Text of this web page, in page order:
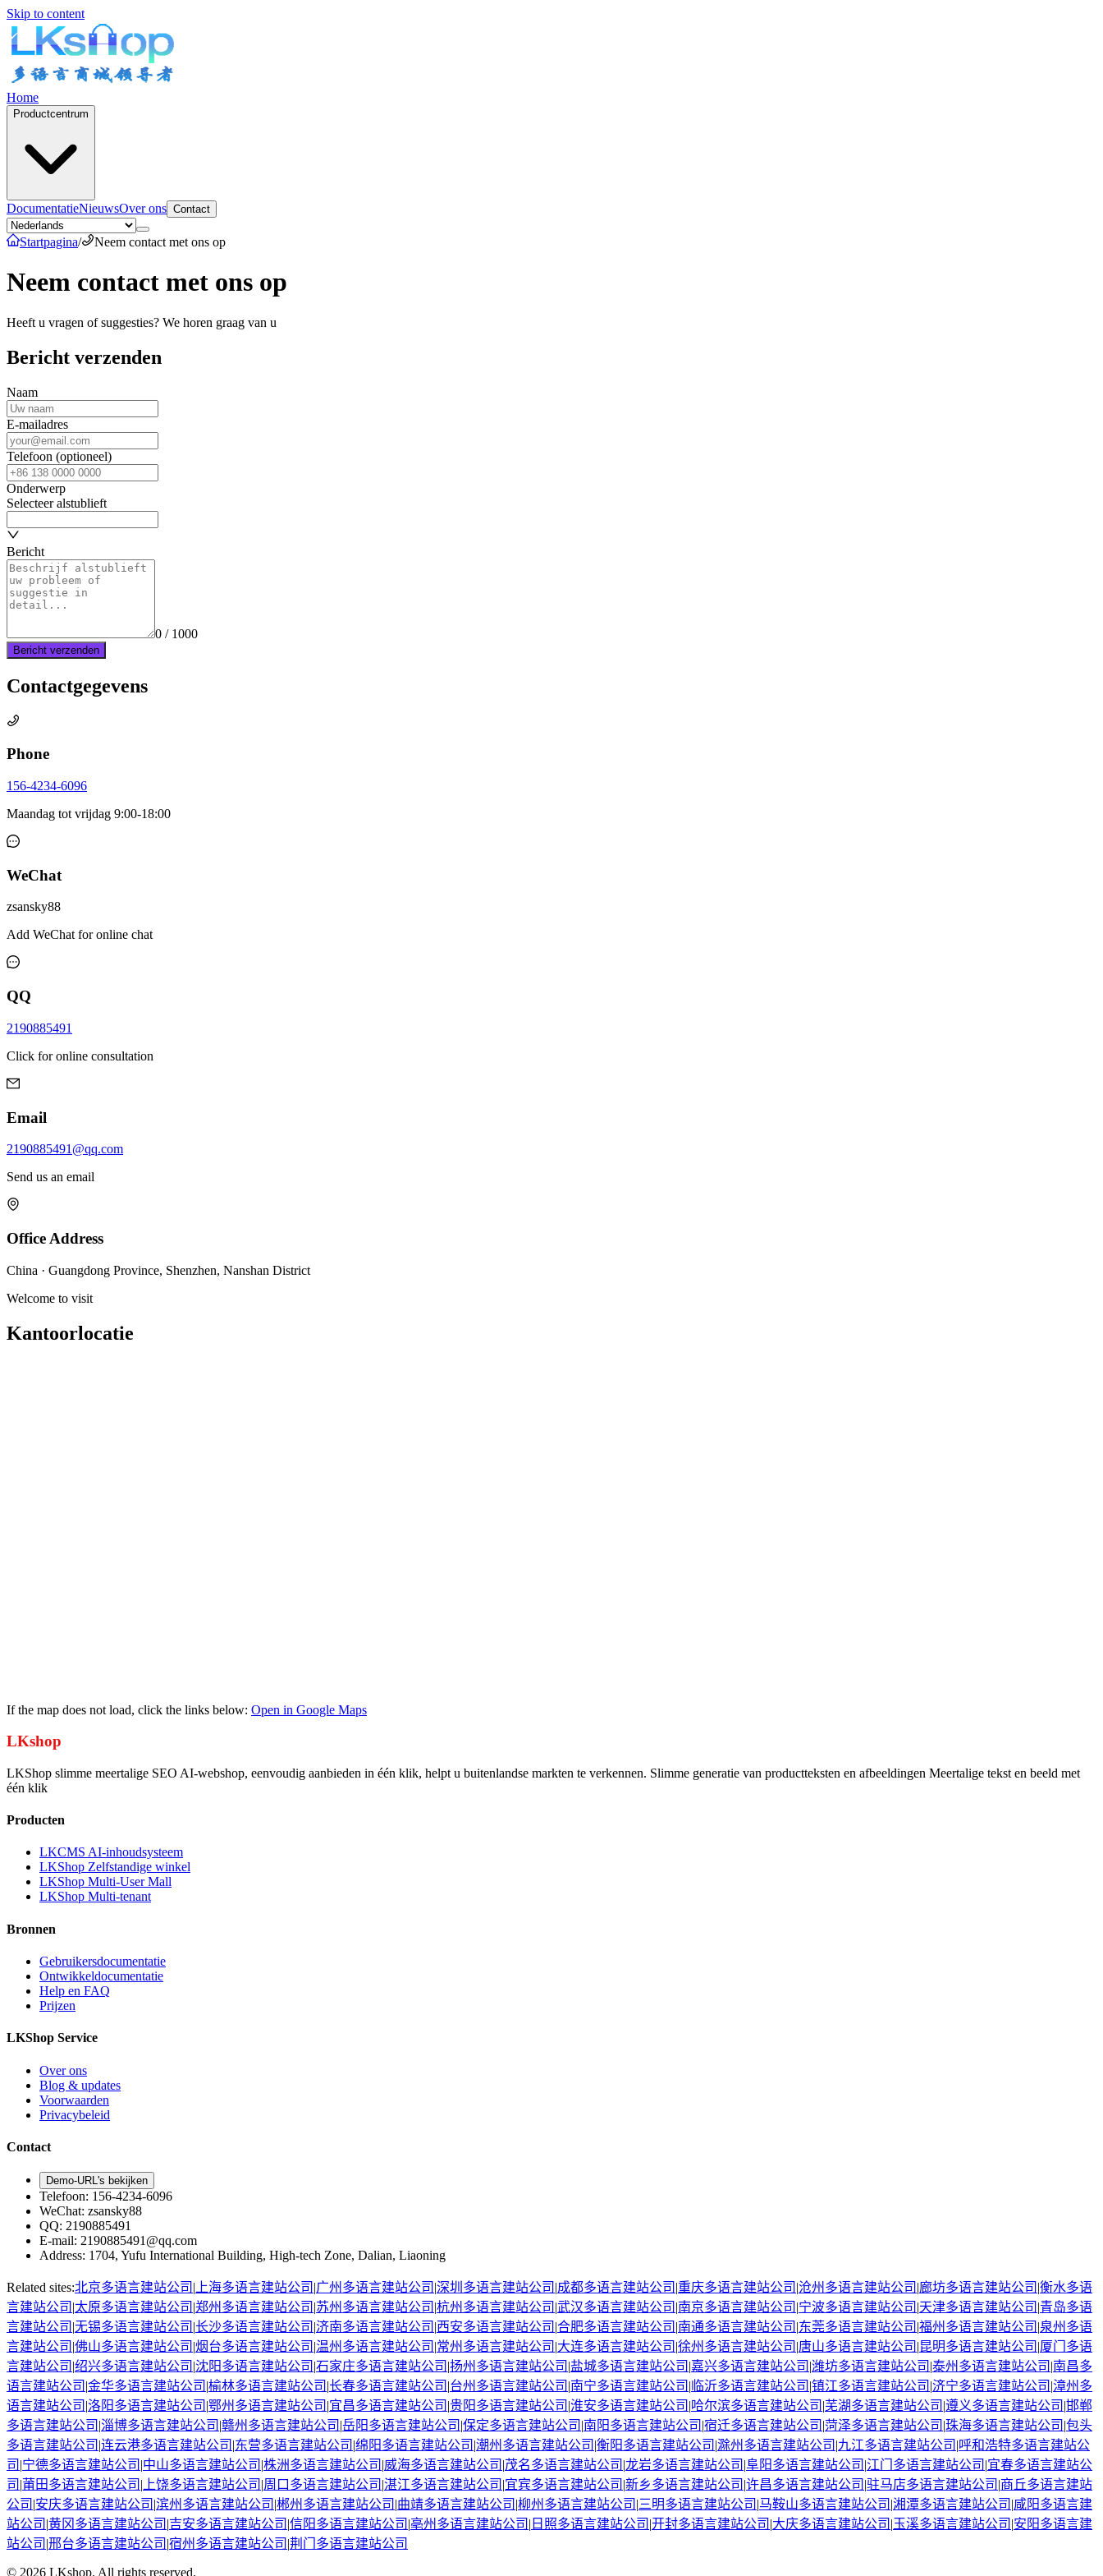
Skip to content
Home
Productcentrum
DocumentatieNieuwsOver ons Contact
Startpagina/ Neem contact met ons op
Neem contact met ons op
Heeft u vragen of suggesties? We horen graag van u
Bericht verzenden
Naam
E-mailadres
Telefoon (optioneel)
Onderwerp
Selecteer alstublieft
Bericht
0 / 1000
Bericht verzenden
Contactgegevens
Phone
156-4234-6096
Maandag tot vrijdag 9:00-18:00
WeChat
zsansky88
Add WeChat for online chat
QQ
2190885491
Click for online consultation
Email
2190885491@qq.com
Send us an email
Office Address
China · Guangdong Province, Shenzhen, Nanshan District
Welcome to visit
Kantoorlocatie
If the map does not load, click the links below: Open in Google Maps
LKshop
LKShop slimme meertalige SEO AI-webshop, eenvoudig aanbieden in één klik, helpt u buitenlandse markten te verkennen. Slimme generatie van productteksten en afbeeldingen Meertalige tekst en beeld met
één klik
Producten
LKCMS AI-inhoudsysteem
LKShop Zelfstandige winkel
LKShop Multi-User Mall
LKShop Multi-tenant
Bronnen
Gebruikersdocumentatie
Ontwikkeldocumentatie
Help en FAQ
Prijzen
LKShop Service
Over ons
Blog & updates
Voorwaarden
Privacybeleid
Contact
Demo-URL's bekijken
Telefoon: 156-4234-6096
WeChat: zsansky88
QQ: 2190885491
E-mail: 2190885491@qq.com
Address: 1704, Yufu International Building, High-tech Zone, Dalian, Liaoning
Related sites:北京多语言建站公司 | 上海多语言建站公司 |广州 多语言建站公司 |深圳 多语言建站公司 |成都多语言建站公司 |重庆多语言建站公司 |沧州 多语言建站公司 |廊坊多语言建站公司 |衡水多语
言建站公司 |太原多语言建站公司 |郑州 多语言建站公司 |苏州 多语言建站公司 |杭州 多语言建站公司 |武汉多语言建站公司 |南京多语言建站公司 |宁波多语言建站公司 |天津多语言建站公司 |青岛多语
言建站公司 |无锡多语言建站公司 |长沙多语言建站公司 |济南多语言建站公司 |西安多语言建站公司 |合肥多语言建站公司 |南通多语言建站公司 |东莞多语言建站公司 |福州 多语言建站公司 |泉州 多语
言建站公司 |佛山多语言建站公司 |烟台多语言建站公司 |温州 多语言建站公司 |常州 多语言建站公司 |大连多语言建站公司 |徐州 多语言建站公司 |唐山多语言建站公司 |昆明多语言建站公司 |厦门 多语
言建站公司 |绍兴多语言建站公司 |沈阳多语言建站公司 |石家庄多语言建站公司 |扬州 多语言建站公司 |盐城多语言建站公司 |嘉兴多语言建站公司 |潍坊多语言建站公司 |泰州 多语言建站公司 |南昌多
语言建站公司 |金华多语言建站公司 |榆林多语言建站公司 |长春多语言建站公司 |台州 多语言建站公司 |南宁多语言建站公司 | 临沂多语言建站公司 |镇江多语言建站公司 |济宁多语言建站公司 |漳州 多
语言建站公司 |洛阳多语言建站公司 |鄂州 多语言建站公司 |宜昌多语言建站公司 |贵阳多语言建站公司 |淮安多语言建站公司 |哈尔滨多语言建站公司 |芜湖多语言建站公司 |遵义多语言建站公司 |邯郸
多语言建站公司 |淄博多语言建站公司 |赣州 多语言建站公司 |岳阳多语言建站公司 |保定多语言建站公司 |南阳多语言建站公司 |宿迁多语言建站公司 |菏泽多语言建站公司 |珠海多语言建站公司 |包头
多语言建站公司 |连云港多语言建站公司 |东营多语言建站公司 |绵阳多语言建站公司 |潮州 多语言建站公司 |衡阳多语言建站公司 |滁州 多语言建站公司 |九江多语言建站公司 |呼和浩特多语言建站公
司 |宁德多语言建站公司 |中山多语言建站公司 |株洲多语言建站公司 |威海多语言建站公司 |茂名多语言建站公司 |龙岩多语言建站公司 |阜阳多语言建站公司 |江门 多语言建站公司 |宜春多语言建站公
司 |莆田多语言建站公司 | 上饶多语言建站公司 |周口 多语言建站公司 |湛江多语言建站公司 |宜宾多语言建站公司 |新乡多语言建站公司 |许昌多语言建站公司 |驻马店多语言建站公司 |商丘多语言建站
公司 |安庆多语言建站公司 |滨州 多语言建站公司 |郴州 多语言建站公司 |曲靖多语言建站公司 |柳州 多语言建站公司 |三明多语言建站公司 |马鞍山多语言建站公司 |湘潭多语言建站公司 |咸阳多语言建
站公司 |黄冈 多语言建站公司 |吉安多语言建站公司 |信阳多语言建站公司 |亳州 多语言建站公司 | 日照多语言建站公司 |开封多语言建站公司 |大庆多语言建站公司 |玉溪多语言建站公司 |安阳多语言建
站公司 |邢台多语言建站公司 |宿州 多语言建站公司 |荆门 多语言建站公司
© 2026 LKshop. All rights reserved.